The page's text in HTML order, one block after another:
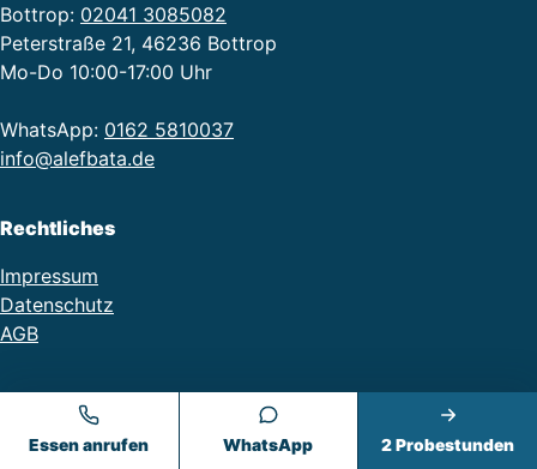
Bottrop: 02041 3085082
Peterstraße 21, 46236 Bottrop
Mo-Do 10:00-17:00 Uhr
WhatsApp: 0162 5810037
info@alefbata.de
Rechtliches
Impressum
Datenschutz
AGB
Essen anrufen WhatsApp 2 Probestunden